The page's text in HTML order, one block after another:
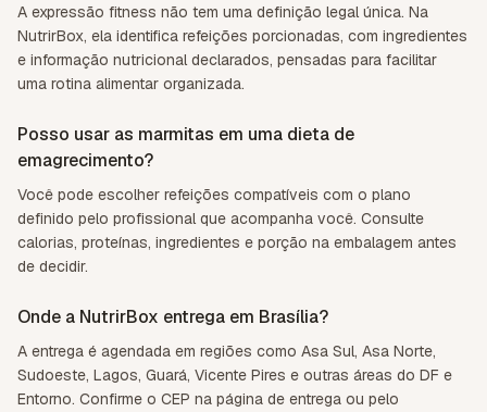
A expressão fitness não tem uma definição legal única. Na
NutrirBox, ela identifica refeições porcionadas, com ingredientes
e informação nutricional declarados, pensadas para facilitar
uma rotina alimentar organizada.
Posso usar as marmitas em uma dieta de
emagrecimento?
Você pode escolher refeições compatíveis com o plano
definido pelo profissional que acompanha você. Consulte
calorias, proteínas, ingredientes e porção na embalagem antes
de decidir.
Onde a NutrirBox entrega em Brasília?
A entrega é agendada em regiões como Asa Sul, Asa Norte,
Sudoeste, Lagos, Guará, Vicente Pires e outras áreas do DF e
Entorno. Confirme o CEP na página de entrega ou pelo